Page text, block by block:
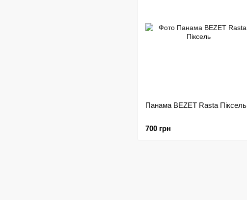
Панама BEZET Rasta Піксель
700 грн